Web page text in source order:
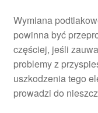
Wymiana
powinna być
częściej, jeśli
problemy z
uszkodzenia tego
prowadzi do